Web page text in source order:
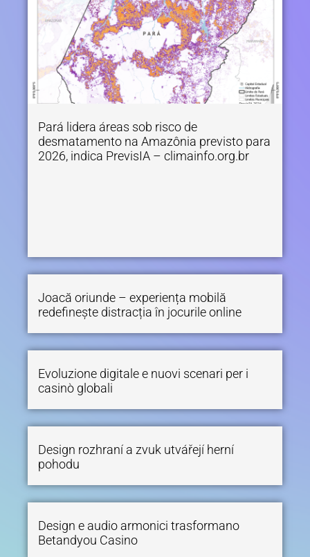
Pará lidera áreas sob risco de
desmatamento na Amazônia previsto para
2026, indica PrevisIA – climainfo.org.br
Joacă oriunde – experiența mobilă
redefinește distracția în jocurile online
Evoluzione digitale e nuovi scenari per i
casinò globali
Design rozhraní a zvuk utvářejí herní
pohodu
Design e audio armonici trasformano
Betandyou Casino